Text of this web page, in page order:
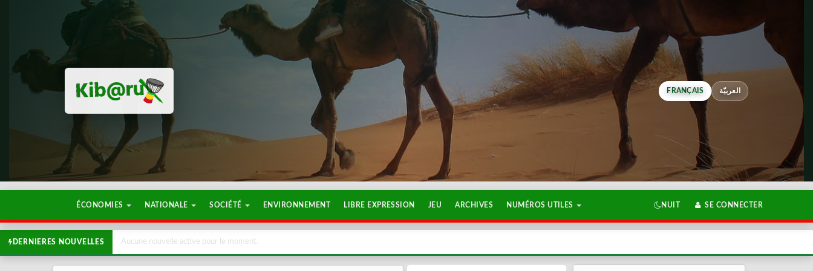
FRANÇAIS العربيّة
ÉCONOMIES NATIONALE SOCIÉTÉ ENVIRONNEMENT LIBRE EXPRESSION JEU ARCHIVES NUMÉROS UTILES NUIT SE CONNECTER
DERNIERES NOUVELLES Aucune nouvelle active pour le moment.